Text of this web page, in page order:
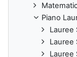
Piano
Lauree
Lauree
Lauree